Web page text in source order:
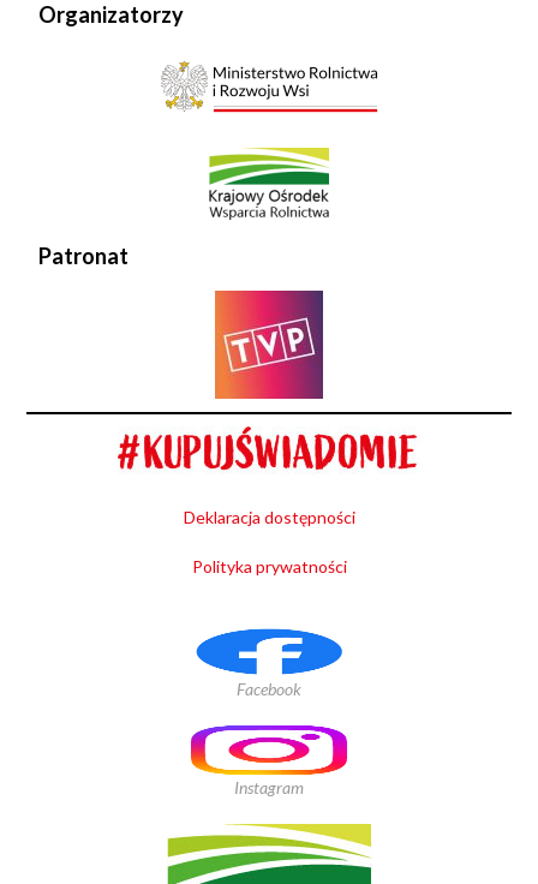
Organizatorzy
Patronat
Deklaracja dostępności
Polityka prywatności
Facebook
Instagram